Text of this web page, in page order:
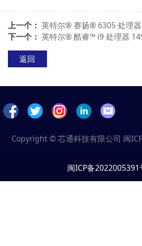
上一个： 英特尔® 赛扬® 6305 处理器
下一个： 英特尔® 酷睿™ i9 处理器
返回
Copyright © 芯通科技有限公司 闽
闽ICP备2022005391